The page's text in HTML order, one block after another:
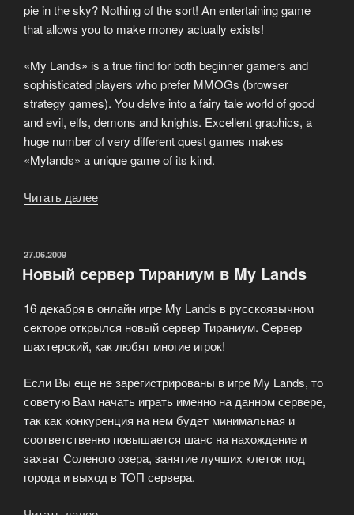
pie in the sky? Nothing of the sort! An entertaining game
that allows you to make money actually exists!
«My Lands» is a true find for both beginner gamers and
sophisticated players who prefer MMOGs (browser
strategy games). You delve into a fairy tale world of good
and evil, elfs, demons and knights. Excellent graphics, a
huge number of very different quest games makes
«Mylands» a unique game of its kind.
Читать далее
strategy
ОПУБЛИКОВАНО
27.06.2009
Новый сервер Тираниум в My Lands
16 декабря в онлайн игре My Lands в русскоязычном
секторе открылся новый сервер Тираниум. Сервер
шахтерский, как любят многие игрок!
Если Вы еще не зарегистрированы в игре My Lands, то
советую Вам начать играть именно на данном сервере,
так как конкуренция на нем будет минимальная и
соответственно повышается шанс на нахождение и
захват Соленого озера, занятие лучших клеток под
города и выход в ТОП сервера.